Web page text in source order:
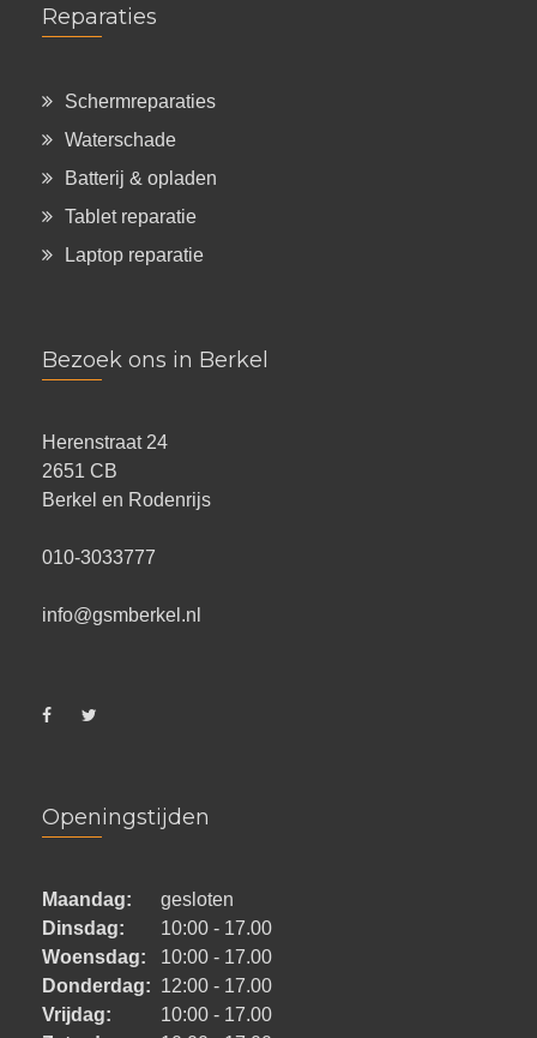
Reparaties
Schermreparaties
Waterschade
Batterij & opladen
Tablet reparatie
Laptop reparatie
Bezoek ons in Berkel
Herenstraat 24
2651 CB
Berkel en Rodenrijs
010-3033777
info@gsmberkel.nl
Openingstijden
Maandag:
gesloten
Dinsdag:
10:00 - 17.00
Woensdag:
10:00 - 17.00
Donderdag: 12:00 - 17.00
Vrijdag:
10:00 - 17.00